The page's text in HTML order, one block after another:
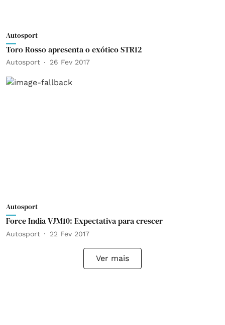
Autosport
Toro Rosso apresenta o exótico STR12
Autosport 26 Fev 2017
Autosport
Force India VJM10: Expectativa para crescer
Autosport 22 Fev 2017
Ver mais